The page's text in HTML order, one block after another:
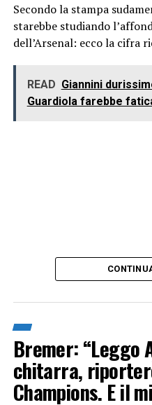
Secondo la stampa
starebbe studiando
dell’Arsenal: ecco la cifra
READ Giannini
Guardiola farebbe
Bremer: “Leggo
chitarra,
Champions. E il